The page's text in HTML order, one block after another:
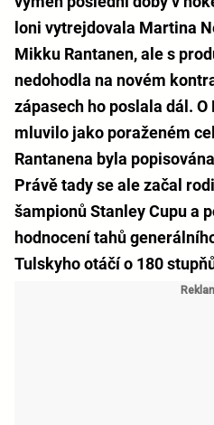
loni vytrejdovala Martina
Mikku Rantanen, ale s
nedohodla na novém
zápasech ho poslala dál.
mluvilo jako poraženém
Rantanena byla
Právě tady se ale začal
šampionů Stanley Cupu a
hodnocení tahů
Tulskyho otáčí o 180